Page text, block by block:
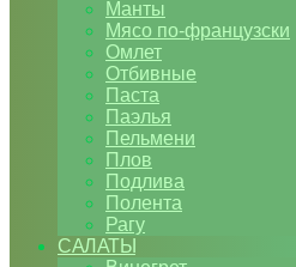
Манты
Мясо по-французски
Омлет
Отбивные
Паста
Паэлья
Пельмени
Плов
Подлива
Полента
Рагу
САЛАТЫ